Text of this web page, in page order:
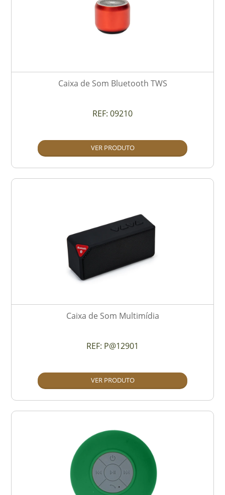
Caixa de Som Bluetooth TWS
REF: 09210
VER PRODUTO
Caixa de Som Multimídia
REF: P@12901
VER PRODUTO